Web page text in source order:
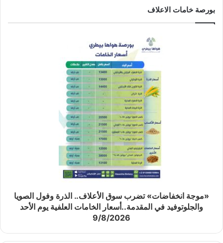
بورصة خامات الاعلاف
«موجة انخفاضات» تضرب سوق الأعلاف.. الذرة وفول الصويا
والجلوتوفيد في المقدمة..أسعار الخامات العلفية يوم الأحد
9/8/2026